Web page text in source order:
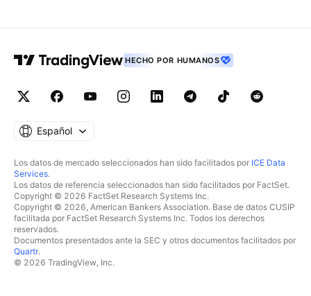
HECHO POR HUMANOS
Español
Los datos de mercado seleccionados han sido facilitados por ICE Data
Services.
Los datos de referencia seleccionados han sido facilitados por FactSet.
Copyright © 2026 FactSet Research Systems Inc.
Copyright © 2026, American Bankers Association. Base de datos CUSIP
facilitada por FactSet Research Systems Inc. Todos los derechos
reservados.
Documentos presentados ante la SEC y otros documentos facilitados por
Quartr.
© 2026 TradingView, Inc.